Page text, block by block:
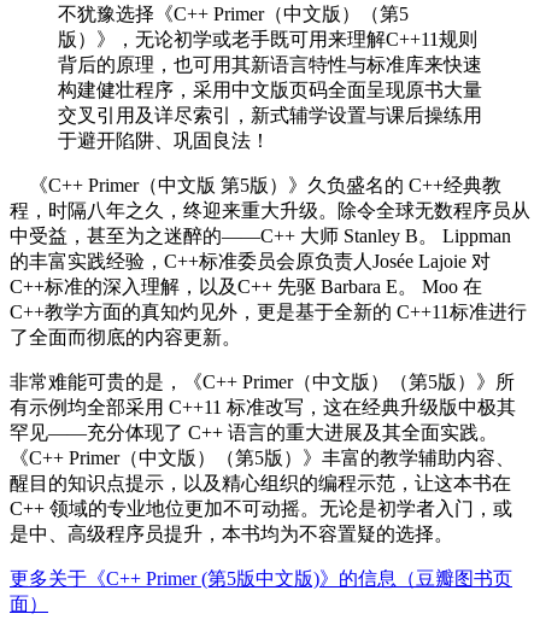
不犹豫选择《C++ Primer（中文版）（第5
版）》，无论初学或老手既可用来理解C++11规则
背后的原理，也可用其新语言特性与标准库来快速
构建健壮程序，采用中文版页码全面呈现原书大量
交叉引用及详尽索引，新式辅学设置与课后操练用
于避开陷阱、巩固良法！
《C++ Primer（中文版 第5版）》久负盛名的 C++经典教
程，时隔八年之久，终迎来重大升级。除令全球无数程序员从
中受益，甚至为之迷醉的——C++ 大师 Stanley B。 Lippman
的丰富实践经验，C++标准委员会原负责人Josée Lajoie 对
C++标准的深入理解，以及C++ 先驱 Barbara E。 Moo 在
C++教学方面的真知灼见外，更是基于全新的 C++11标准进行
了全面而彻底的内容更新。
非常难能可贵的是，《C++ Primer（中文版）（第5版）》所
有示例均全部采用 C++11 标准改写，这在经典升级版中极其
罕见——充分体现了 C++ 语言的重大进展及其全面实践。
《C++ Primer（中文版）（第5版）》丰富的教学辅助内容、
醒目的知识点提示，以及精心组织的编程示范，让这本书在
C++ 领域的专业地位更加不可动摇。无论是初学者入门，或
是中、高级程序员提升，本书均为不容置疑的选择。
更多关于《C++ Primer (第5版中文版)》的信息（豆瓣图书页
面）